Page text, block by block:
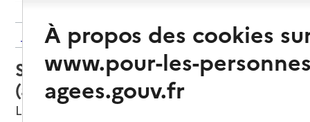
Retour aux résultats de l'annuaire
Service autonomie à domicile
(aide) – Ulisse
Le Morne-Rouge, MARTINIQUE
À propos des cookies
www.pour-les-
agees.gouv.fr